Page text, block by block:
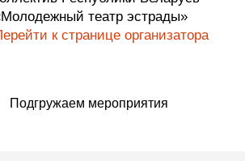
театр эстрады»
к странице организатора
Подгружаем мероприятия